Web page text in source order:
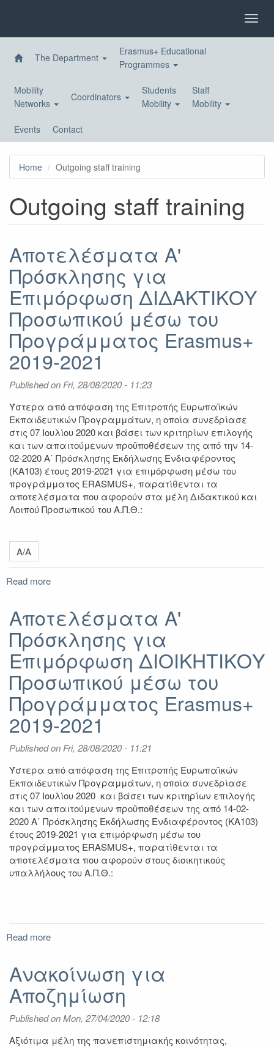
The Department
Erasmus+ Educational
Programmes
Mobility
Networks
Coordinators
Students
Mobility
Staff
Mobility
Events Contact
Home Outgoing staff training
Outgoing staff training
Αποτελέσματα A'
Πρόσκλησης για
Επιμόρφωση ΔΙΔΑΚΤΙΚΟΥ
Προσωπικού μέσω του
Προγράμματος Erasmus+
2019-2021
Published on Fri, 28/08/2020 - 11:23
Ύστερα από απόφαση της Επιτροπής Ευρωπαϊκών
Εκπαιδευτικών Προγραμμάτων, η οποία συνεδρίασε
στις 07 Ιουλίου 2020 και βάσει των κριτηρίων επιλογής
και των απαιτούμενων προϋποθέσεων της από την 14-
02-2020 Α΄ Πρόσκλησης Εκδήλωσης Ενδιαφέροντος
(ΚΑ103) έτους 2019-2021 για επιμόρφωση μέσω του
προγράμματος ERASMUS+, παρατίθενται τα
αποτελέσματα που αφορούν στα μέλη Διδακτικού και
Λοιπού Προσωπικού του Α.Π.Θ.:
Α/Α
Read more
Πρόσκλησης
Επιμόρφωση
ΔΙΔΑΚΤΙΚΟΥ
Προσωπικού
μέσω
Προγράμματος
Erasmus+
2019-
2021
Αποτελέσματα A'
Πρόσκλησης για
Επιμόρφωση ΔΙΟΙΚΗΤΙΚΟΥ
Προσωπικού μέσω του
Προγράμματος Erasmus+
2019-2021
Published on Fri, 28/08/2020 - 11:21
Ύστερα από απόφαση της Επιτροπής Ευρωπαϊκών
Εκπαιδευτικών Προγραμμάτων, η οποία συνεδρίασε
στις 07 Ιουλίου 2020 και βάσει των κριτηρίων επιλογής
και των απαιτούμενων προϋποθέσεων της από 14-02-
2020 Α΄ Πρόσκλησης Εκδήλωσης Ενδιαφέροντος (ΚΑ103)
έτους 2019-2021 για επιμόρφωση μέσω του
προγράμματος ERASMUS+, παρατίθενται τα
αποτελέσματα που αφορούν στους διοικητικούς
υπαλλήλους του Α.Π.Θ.:
Read more
Πρόσκλησης
για
Επιμόρφωση
ΔΙΟΙΚΗΤΙΚΟΥ
Προσωπικού
μέσω
Ανακοίνωση για
Αποζημίωση
Published onMon, 27/04/2020 - 12:18
Αξιότιμα μέλη της πανεπιστημιακής κοινότητας,